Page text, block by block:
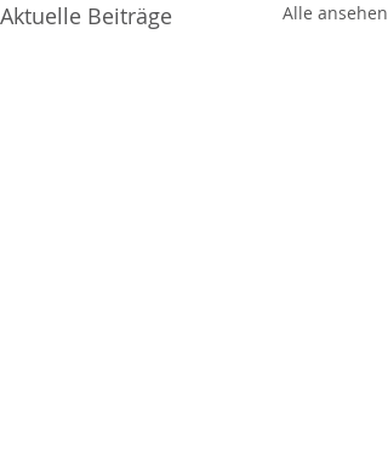
Aktuelle Beiträge Alle ansehen